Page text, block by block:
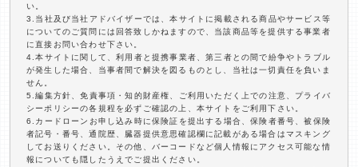
い。
3.当社及び当社アドバイザーでは、本サイトに掲載される商品やサービス等
についてのご質問には回答致しかねますので、当該商品等を提供する事業者
に直接お問い合わせ下さい。
4.本サイトに関して、利用者と提携事業者、第三者との間で紛争やトラブル
が発生した場合、当事者間で解決を図るものとし、当社は一切責任を負いま
せん。
5.編集方針、免責事項・知的財産権、ご利用いただく上での注意、プライバ
シーポリシーの各規程を必ずご確認の上、本サイトをご利用下さい。
6.カードローンお申し込み時に保険証を提出する場合、保険者番号、被保険
者記号・番号、通院歴、臓器提供意思確認欄に記載がある場合はマスキング
してお送りください。その他、バーコードなど個人情報にアクセス可能な情
報についても隠したうえでご提出ください。